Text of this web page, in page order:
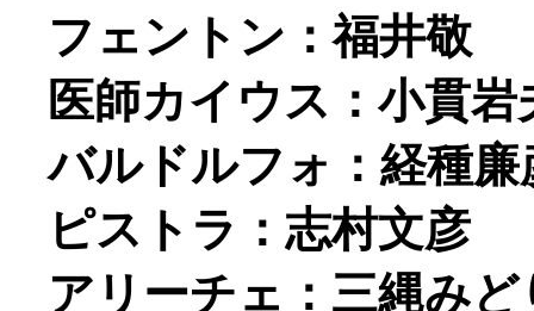
フェントン：福井敬
医師カイウス：小貫岩
バルドルフォ：経種廉
ピストラ：志村文彦
アリーチェ：三縄みど